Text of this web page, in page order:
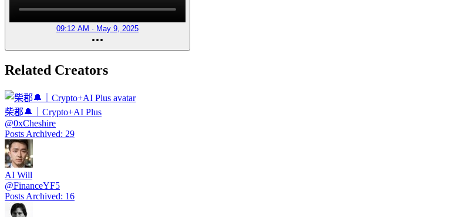
09:12 AM · May 9, 2025
Related Creators
柴郡🔔｜Crypto+AI Plus
@0xCheshire
Posts Archived: 29
AI Will
@FinanceYF5
Posts Archived: 16